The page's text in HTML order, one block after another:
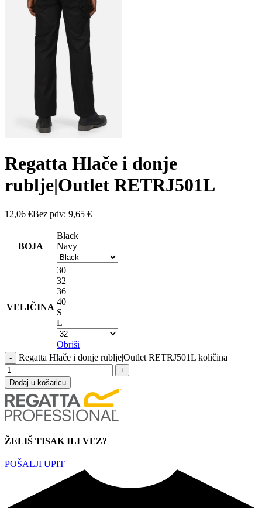
Regatta Hlače i donje
rublje|Outlet RETRJ501L
12,06 €Bez pdv: 9,65 €
BOJA
Black
Navy
VELIČINA
30
32
36
40
S
L
Obriši
Regatta Hlače i donje rublje|Outlet RETRJ501L količina
Dodaj u košaricu
ŽELIŠ TISAK ILI VEZ?
POŠALJI UPIT